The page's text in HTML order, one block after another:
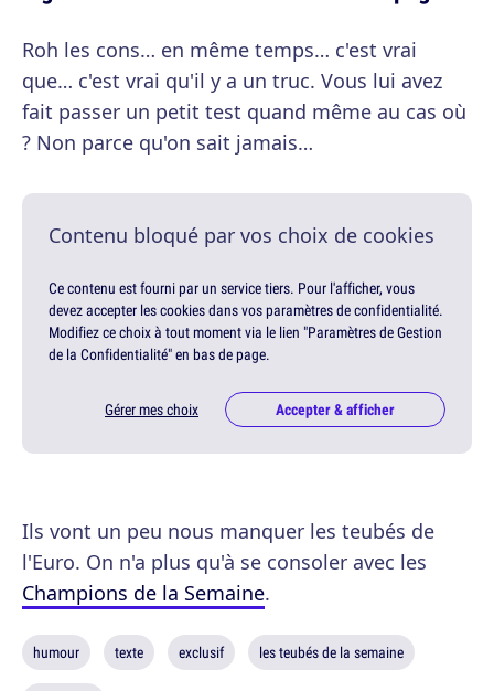
Roh les cons… en même temps… c'est vrai
que… c'est vrai qu'il y a un truc. Vous lui avez
fait passer un petit test quand même au cas où
? Non parce qu'on sait jamais…
Contenu bloqué par vos choix de cookies
Ce contenu est fourni par un service tiers. Pour l'afficher, vous
devez accepter les cookies dans vos paramètres de confidentialité.
Modifiez ce choix à tout moment via le lien "Paramètres de Gestion
de la Confidentialité" en bas de page.
Gérer mes choix Accepter & afficher
Ils vont un peu nous manquer les teubés de
l'Euro. On n'a plus qu'à se consoler avec les
Champions de la Semaine.
humour texte exclusif les teubés de la semaine